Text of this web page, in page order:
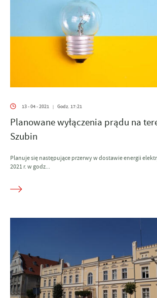
13 - 04 - 2021 | Godz. 17:21
Planowane wyłączenia prądu na
Szubin
Planuje się następujące przerwy w dostawie energii
2021 r. w godz...